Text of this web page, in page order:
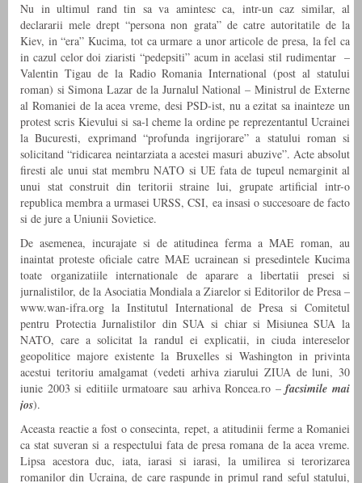
Nu in ultimul rand tin sa va amintesc ca, intr-un caz similar, al
declararii mele drept “persona non grata” de catre autoritatile de la
Kiev, in “era” Kucima, tot ca urmare a unor articole de presa, la fel ca
in cazul celor doi ziaristi “pedepsiti” acum in acelasi stil rudimentar –
Valentin Tigau de la Radio Romania International (post al statului
roman) si Simona Lazar de la Jurnalul National – Ministrul de Externe
al Romaniei de la acea vreme, desi PSD-ist, nu a ezitat sa inainteze un
protest scris Kievului si sa-l cheme la ordine pe reprezentantul Ucrainei
la Bucuresti, exprimand “profunda ingrijorare” a statului roman si
solicitand “ridicarea neintarziata a acestei masuri abuzive”. Acte absolut
firesti ale unui stat membru NATO si UE fata de tupeul nemarginit al
unui stat construit din teritorii straine lui, grupate artificial intr-o
republica membra a urmasei URSS, CSI, ea insasi o succesoare de facto
si de jure a Uniunii Sovietice.
De asemenea, incurajate si de atitudinea ferma a MAE roman, au
inaintat proteste oficiale catre MAE ucrainean si presedintele Kucima
toate organizatiile internationale de aparare a libertatii presei si
jurnalistilor, de la Asociatia Mondiala a Ziarelor si Editorilor de Presa –
www.wan-ifra.org la Institutul International de Presa si Comitetul
pentru Protectia Jurnalistilor din SUA si chiar si Misiunea SUA la
NATO, care a solicitat la randul ei explicatii, in ciuda intereselor
geopolitice majore existente la Bruxelles si Washington in privinta
acestui teritoriu amalgamat (vedeti arhiva ziarului ZIUA de luni, 30
iunie 2003 si editiile urmatoare sau arhiva Roncea.ro – facsimile mai
jos).
Aceasta reactie a fost o consecinta, repet, a atitudinii ferme a Romaniei
ca stat suveran si a respectului fata de presa romana de la acea vreme.
Lipsa acestora duc, iata, iarasi si iarasi, la umilirea si terorizarea
romanilor din Ucraina, de care raspunde in primul rand seful statului,